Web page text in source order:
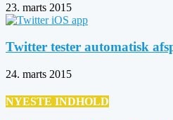
23. marts 2015
Twitter tester automatisk
24. marts 2015
NYESTE INDHOLD